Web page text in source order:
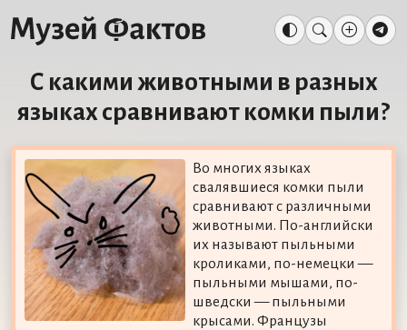
С какими животными в разных
языках сравнивают комки пыли?
Во многих языках
свалявшиеся комки пыли
сравнивают с различными
животными. По-английски
их называют пыльными
кроликами, по-немецки —
пыльными мышами, по-
шведски — пыльными
крысами. Французы